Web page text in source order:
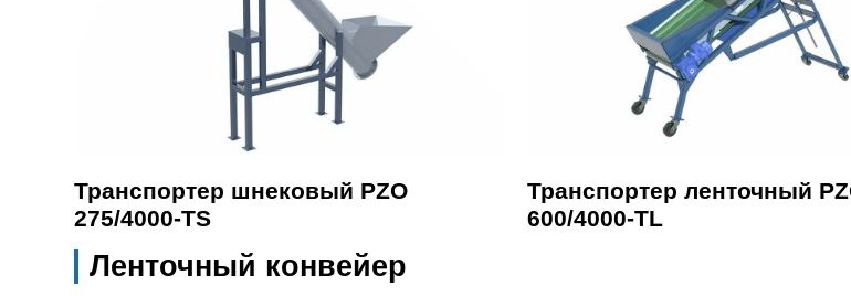
Транспортер шнековый PZO
275/4000-TS
Транспортер ленточный
600/4000-TL
Ленточный конвейер